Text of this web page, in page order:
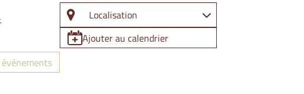
événements
Localisation
Ajouter au calendrier